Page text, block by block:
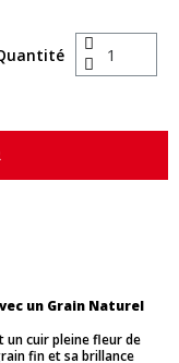
un Grain Naturel
un cuir pleine fleur de
fin et sa brillance